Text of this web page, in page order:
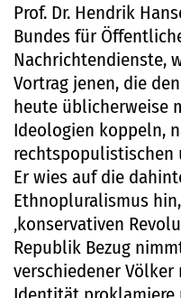
Prof. Dr. Hendrik
Bundes für
Nachrichtendienste,
Vortrag jenen, die
heute üblicherweise
Ideologien koppeln,
rechtspopulistischen
Er wies auf die
Ethnopluralismus
‚konservativen
Republik Bezug
verschiedener